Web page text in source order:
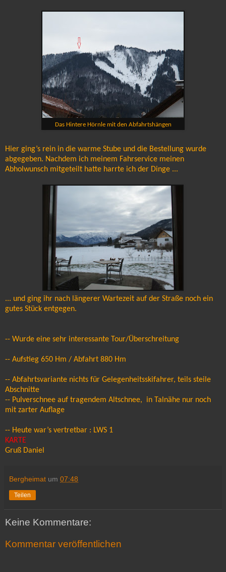
Das Hintere Hörnle mit den Abfahrtshängen
Hier ging’s rein in die warme Stube und die Bestellung wurde
abgegeben. Nachdem ich meinem Fahrservice meinen
Abholwunsch mitgeteilt hatte harrte ich der Dinge ...
... und ging ihr nach längerer Wartezeit auf der Straße noch ein
gutes Stück entgegen.
-- Wurde eine sehr interessante Tour/Überschreitung
-- Aufstieg 650 Hm / Abfahrt 880 Hm
-- Abfahrtsvariante nichts für Gelegenheitsskifahrer, teils steile
Abschnitte
-- Pulverschnee auf tragendem Altschnee, in Talnähe nur noch
mit zarter Auflage
-- Heute war’s vertretbar : LWS 1
KARTE
Gruß Daniel
Bergheimat um 07:48
Teilen
Keine Kommentare:
Kommentar veröffentlichen